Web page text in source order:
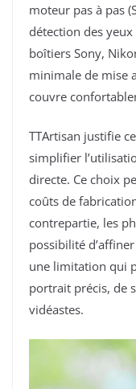
moteur pas à pas
détection des
boîtiers Sony,
minimale de mise
couvre
TTArtisan justifie
simplifier
directe. Ce choix
coûts de
contrepartie, les
possibilité
une limitation qui
portrait précis, de
vidéastes.